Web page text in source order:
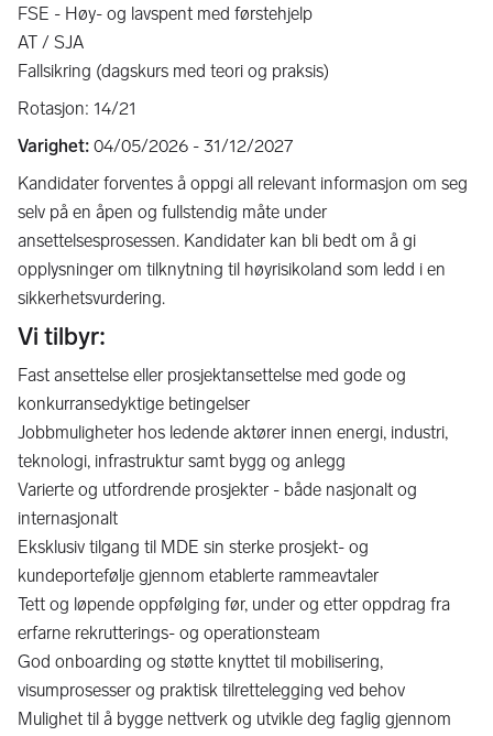
FSE - Høy- og lavspent med førstehjelp
AT / SJA
Fallsikring (dagskurs med teori og praksis)
Rotasjon: 14/21
Varighet: 04/05/2026 - 31/12/2027
Kandidater forventes å oppgi all relevant informasjon om seg
selv på en åpen og fullstendig måte under
ansettelsesprosessen. Kandidater kan bli bedt om å gi
opplysninger om tilknytning til høyrisikoland som ledd i en
sikkerhetsvurdering.
Vi tilbyr:
Fast ansettelse eller prosjektansettelse med gode og
konkurransedyktige betingelser
Jobbmuligheter hos ledende aktører innen energi, industri,
teknologi, infrastruktur samt bygg og anlegg
Varierte og utfordrende prosjekter - både nasjonalt og
internasjonalt
Eksklusiv tilgang til MDE sin sterke prosjekt- og
kundeportefølje gjennom etablerte rammeavtaler
Tett og løpende oppfølging før, under og etter oppdrag fra
erfarne rekrutterings- og operationsteam
God onboarding og støtte knyttet til mobilisering,
visumprosesser og praktisk tilrettelegging ved behov
Mulighet til å bygge nettverk og utvikle deg faglig gjennom